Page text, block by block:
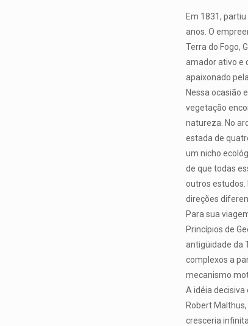
Em 1831,
anos. O
Terra do Fogo,
amador ativo e
apaixonado
Nessa ocasião
vegetação
natureza. No
estada de
um nicho
de que todas
outros estudos.
direções
Para sua
Princípios de
antigüidade da
complexos a
mecanismo
A idéia
Robert
cresceria